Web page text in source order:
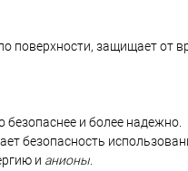
поверхности, защищает от
и более надежно.
безопасность
и анионы.